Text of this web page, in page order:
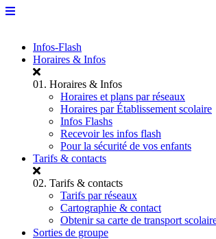
Infos-Flash
Horaires & Infos
01. Horaires & Infos
Horaires et plans par réseaux
Horaires par Établissement scolaire
Infos Flashs
Recevoir les infos flash
Pour la sécurité de vos enfants
Tarifs & contacts
02. Tarifs & contacts
Tarifs par réseaux
Cartographie & contact
Obtenir sa carte de transport
Sorties de groupe